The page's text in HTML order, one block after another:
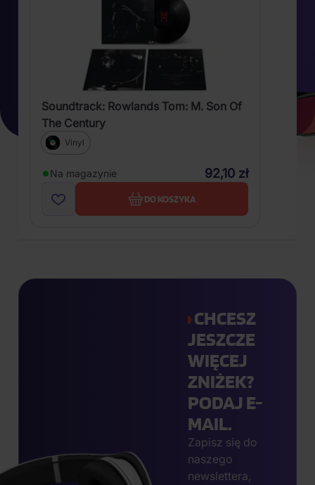
Soundtrack: Rowlands Tom: M. Son Of
The Century
Vinyl
Na magazynie 92,10 zł
DO KOSZYKA
CHCESZ
JESZCZE
WIĘCEJ
ZNIŻEK?
PODAJ E-
MAIL.
Zapisz się do
naszego
newslettera,